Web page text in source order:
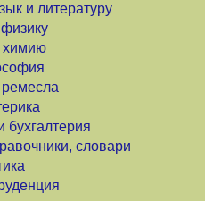
и литературу
химию
бухгалтерия
словари